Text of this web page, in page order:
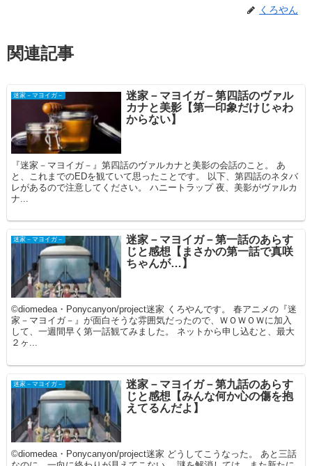
くろやん
関連記事
迷家－マヨイガ－
迷家－マヨイガ－第四話のヴァル
カナと美影【第一印象だけじゃわ
からない】
『迷家－マヨイガ－』第四話のヴァルカナと美影の会話のこと。 あ
と、これまでのEDを観ていて思ったことです。 以下、第四話のネタバ
レがあるので注意してください。 ハニートラップ 夜、美影がヴァルカ
ナ...
迷家－マヨイガ－
迷家－マヨイガ－第一話のあらす
じと感想【まさかの第一話で真咲
ちゃんが…】
©diomedea・Ponycanyon/project迷家 くろやんです。 春アニメの『迷
家－マヨイガ－』が面白そうな雰囲気だったので、ＷＯＷＯＷに加入
して、一週間早く第一話観てみました。 ネットから申し込むと、最大
２ヶ...
迷家－マヨイガ－
迷家－マヨイガ－第九話のあらす
じと感想【みんな何か心の傷を抱
えてるんだよ】
©diomedea・Ponycanyon/project迷家 どうしてこうなった。 あと三話